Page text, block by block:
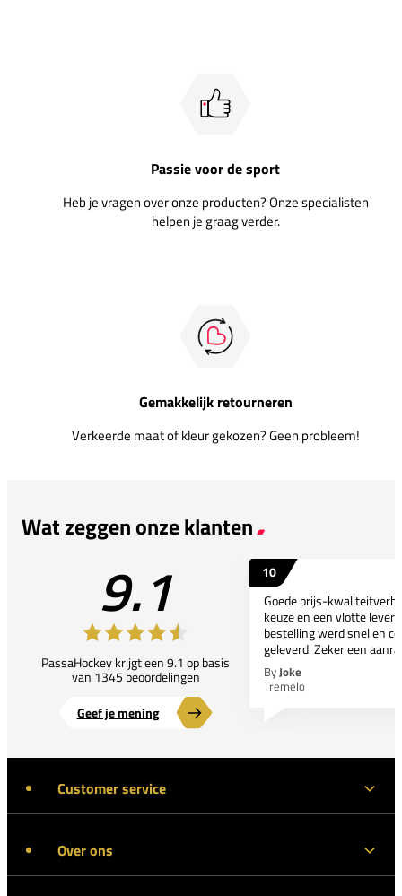
Passie voor de sport
Heb je vragen over onze producten? Onze specialisten
helpen je graag verder.
Gemakkelijk retourneren
Verkeerde maat of kleur gekozen? Geen probleem!
Wat zeggen onze klanten
9.1
PassaHockey krijgt een 9.1 op basis
van 1345 beoordelingen
Geef je mening
10
Goede prijs-
keuze en een vlotte
bestelling werd snel en
geleverd. Zeker een
ByJoke
Tremelo
Customer service
Over ons